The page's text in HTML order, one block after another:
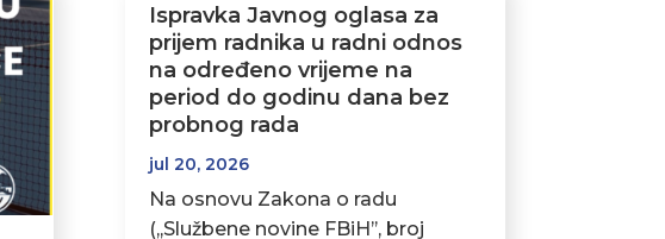
Ispravka Javnog oglasa za
prijem radnika u radni odnos
na određeno vrijeme na
period do godinu dana bez
probnog rada
jul 20, 2026
Na osnovu Zakona o radu
(,,Službene novine FBiH’’, broj